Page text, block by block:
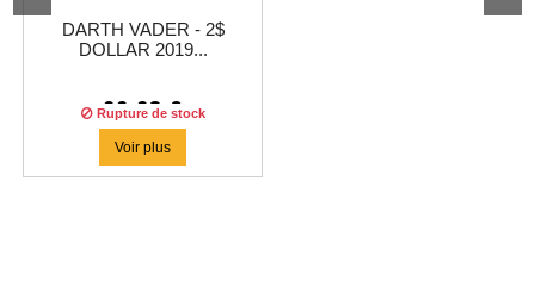
DARTH VADER - 2$
DOLLAR 2019...
66,63 €
Rupture de stock
Voir plus